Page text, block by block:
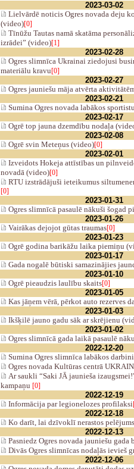
2023-03-02
Lielvārdē noticis Ogres novada deju
(video)[0]
Tīnūžu Tautas namā skatāma
izrādei” (video)[1]
2023-02-28
Ogres slimnīca Ukrainai ziedojusi
materiālu kravu[0]
2023-02-27
Ogres jauniešu māja atvērta
2023-02-21
Sumina Ogres novada labākos
2023-02-17
Ogrē top jauna dzemdību nodaļa
2023-02-08
Ogrē svin Meteņus (video)[0]
2023-02-01
Izveidots Hokeja attīstības un
novadā (video)[0]
RTU izstrādājuši ieteikumus
[0]
2023-01-31
Ogres slimnīcā pasaulē nākuši šogad
2023-01-26
Vairākas dejojot gūtas traumas[0]
2023-01-23
Ogrē godina barikāžu laika piemiņu
2023-01-17
Gada nogalē būtiski samazinājies
2023-01-10
Ogrē pieaudzis laulību skaits[0]
2023-01-05
Kas jāņem vērā, pērkot auto rezerves
2023-01-03
Ikšķilē jauno gadu sāk ar skrējienu
2023-01-02
Ogres slimnīcā gada laikā pasaulē
2022-12-20
Sumina Ogres slimnīca labākos
Ogres novada Kultūras centrā
Ar saukli “Saki JĀ jaunieša
kampaņu [0]
2022-12-19
Informācija par legionelozes profilaksi
2022-12-18
Ko darīt, lai dzīvoklī nerastos
2022-12-13
Pasniedz Ogres novada jauniešu gada
Divās Ogres slimnīcas nodaļās ievieš
2022-12-06